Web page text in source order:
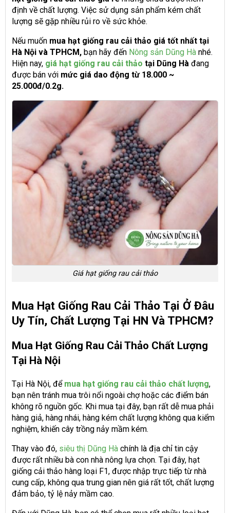
định về chất lượng. Việc sử dụng sản phẩm kém chất
lượng sẽ gặp nhiều rủi ro về sức khỏe.
Nếu muốn mua hạt giống rau cải thảo giá tốt nhất tại
Hà Nội và TPHCM, bạn hãy đến Nông sản Dũng Hà nhé.
Hiện nay, giá hạt giống rau cải thảo tại Dũng Hà đang
được bán với mức giá dao động từ 18.000 ~
25.000đ/0.2g.
Giá hạt giống rau cải thảo
Mua Hạt Giống Rau Cải Thảo Tại Ở Đâu
Uy Tín, Chất Lượng Tại HN Và TPHCM?
Mua Hạt Giống Rau Cải Thảo Chất Lượng
Tại Hà Nội
Tại Hà Nội, để mua hạt giống rau cải thảo chất lượng,
bạn nên tránh mua trôi nổi ngoài chợ hoặc các điểm bán
không rõ nguồn gốc. Khi mua tại đây, bạn rất dễ mua phải
hàng giả, hàng nhái, hàng kém chất lượng không qua kiểm
nghiệm, khiến cây trồng nảy mầm kém.
Thay vào đó, siêu thị Dũng Hà chính là địa chỉ tin cậy
được rất nhiều bà con nhà nông lựa chọn. Tại đây, hạt
giống cải thảo hàng loại F1, được nhập trực tiếp từ nhà
cung cấp, không qua trung gian nên giá rất tốt, chất lượng
đảm bảo, tỷ lệ nảy mầm cao.